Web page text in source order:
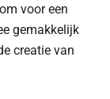
voor een
gemakkelijk
creatie van